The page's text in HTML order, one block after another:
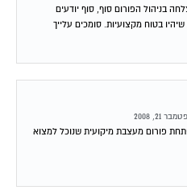
בניהול הפורום סוף, סוף יודעים
בטוח מקצועיות. סומכים עלייך
21, 2008
פורום מעצבת מיקועית שנוכל למצוא